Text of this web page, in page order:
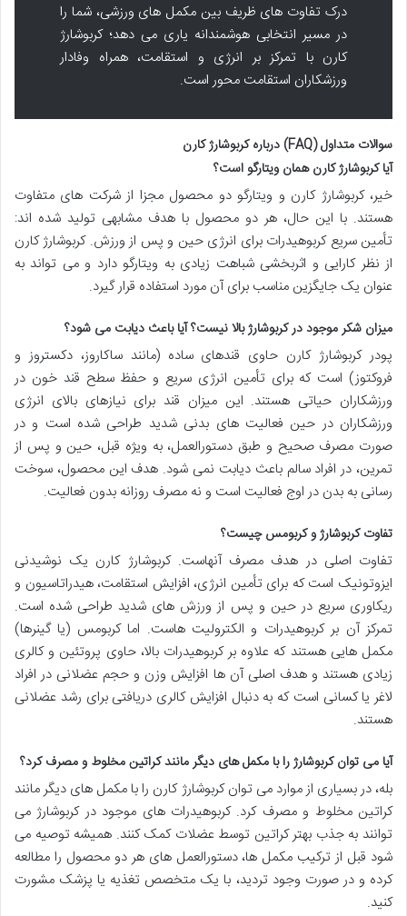
درک تفاوت های ظریف بین مکمل های ورزشی، شما را
در مسیر انتخابی هوشمندانه یاری می دهد؛ کربوشارژ
کارن با تمرکز بر انرژی و استقامت، همراه وفادار
ورزشکاران استقامت محور است.
سوالات متداول (FAQ) درباره کربوشارژ کارن
آیا کربوشارژ کارن همان ویتارگو است؟
خیر، کربوشارژ کارن و ویتارگو دو محصول مجزا از شرکت های متفاوت
هستند. با این حال، هر دو محصول با هدف مشابهی تولید شده اند:
تأمین سریع کربوهیدرات برای انرژی حین و پس از ورزش. کربوشارژ کارن
از نظر کارایی و اثربخشی شباهت زیادی به ویتارگو دارد و می تواند به
عنوان یک جایگزین مناسب برای آن مورد استفاده قرار گیرد.
میزان شکر موجود در کربوشارژ بالا نیست؟ آیا باعث دیابت می شود؟
پودر کربوشارژ کارن حاوی قندهای ساده (مانند ساکاروز، دکستروز و
فروکتوز) است که برای تأمین انرژی سریع و حفظ سطح قند خون در
ورزشکاران حیاتی هستند. این میزان قند برای نیازهای بالای انرژی
ورزشکاران در حین فعالیت های بدنی شدید طراحی شده است و در
صورت مصرف صحیح و طبق دستورالعمل، به ویژه قبل، حین و پس از
تمرین، در افراد سالم باعث دیابت نمی شود. هدف این محصول، سوخت
رسانی به بدن در اوج فعالیت است و نه مصرف روزانه بدون فعالیت.
تفاوت کربوشارژ و کربومس چیست؟
تفاوت اصلی در هدف مصرف آنهاست. کربوشارژ کارن یک نوشیدنی
ایزوتونیک است که برای تأمین انرژی، افزایش استقامت، هیدراتاسیون و
ریکاوری سریع در حین و پس از ورزش های شدید طراحی شده است.
تمرکز آن بر کربوهیدرات و الکترولیت هاست. اما کربومس (یا گینرها)
مکمل هایی هستند که علاوه بر کربوهیدرات بالا، حاوی پروتئین و کالری
زیادی هستند و هدف اصلی آن ها افزایش وزن و حجم عضلانی در افراد
لاغر یا کسانی است که به دنبال افزایش کالری دریافتی برای رشد عضلانی
هستند.
آیا می توان کربوشارژ را با مکمل های دیگر مانند کراتین مخلوط و مصرف کرد؟
بله، در بسیاری از موارد می توان کربوشارژ کارن را با مکمل های دیگر مانند
کراتین مخلوط و مصرف کرد. کربوهیدرات های موجود در کربوشارژ می
توانند به جذب بهتر کراتین توسط عضلات کمک کنند. همیشه توصیه می
شود قبل از ترکیب مکمل ها، دستورالعمل های هر دو محصول را مطالعه
کرده و در صورت وجود تردید، با یک متخصص تغذیه یا پزشک مشورت
کنید.